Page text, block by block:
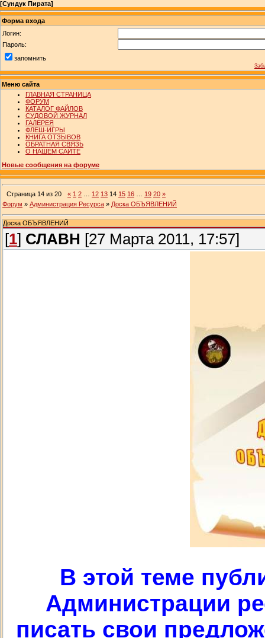
[Сундук Пирата]
Форма входа
Логин:
Пароль:
запомнить
Меню сайта
ГЛАВНАЯ СТРАНИЦА
ФОРУМ
КАТАЛОГ ФАЙЛОВ
СУДОВОЙ ЖУРНАЛ
ГАЛЕРЕЯ
ФЛЕШ-ИГРЫ
КНИГА ОТЗЫВОВ
ОБРАТНАЯ СВЯЗЬ
О НАШЕМ САЙТЕ
Новые сообщения на форуме
Страница 14 из 20 « 1 2 12 13 14 15 16 19 20 »
Форум » Администрация Ресурса » Доска ОБЪЯВЛЕНИЙ
Доска ОБЪЯВЛЕНИЙ
[1] СЛАВН [27 Марта 2011, 17:57]
В этой теме
Администрации
писать свои